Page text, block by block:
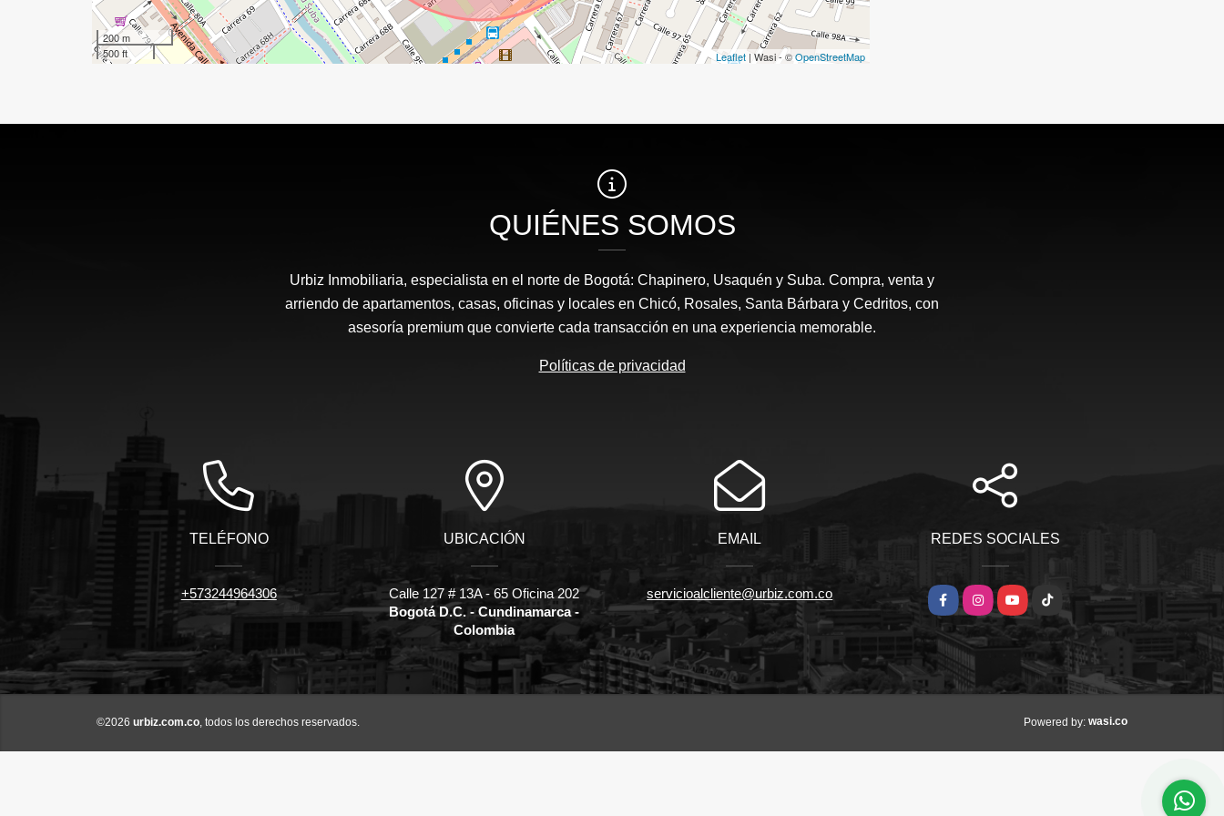
200 m
500 ft
Leaflet | Wasi - ©OpenStreetMap
QUIÉNES SOMOS
Urbiz Inmobiliaria, especialista en el norte de Bogotá: Chapinero, Usaquén y Suba. Compra, venta y
arriendo de apartamentos, casas, oficinas y locales en Chicó, Rosales, Santa Bárbara y Cedritos, con
asesoría premium que convierte cada transacción en una experiencia memorable.
Políticas de privacidad
TELÉFONO
+573244964306
UBICACIÓN
Calle 127 # 13A - 65 Oficina 202
Bogotá D.C. - Cundinamarca -
Colombia
EMAIL
servicioalcliente@urbiz.com.co
REDES SOCIALES
FacebookInstagramYouTubeTikTok
©2026 urbiz.com.co , todos los derechos reservados. Powered by: wasi.co